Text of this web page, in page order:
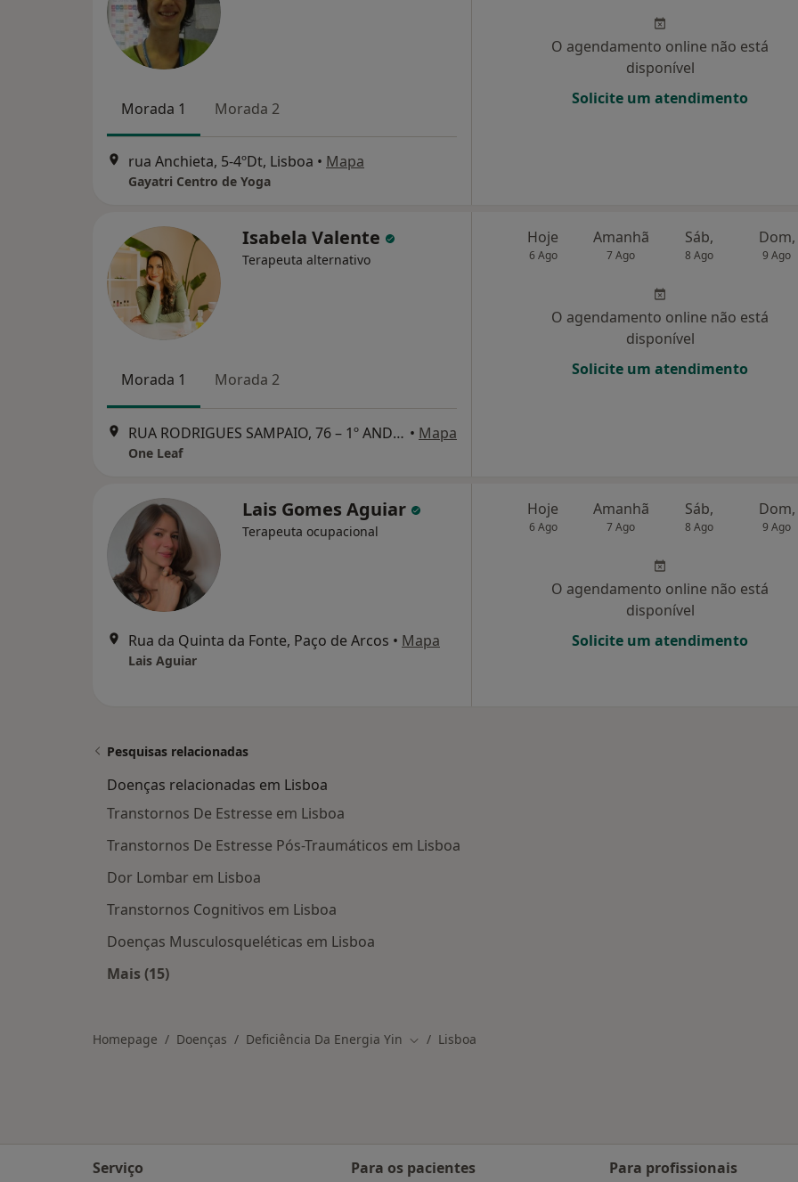
Morada 1 Morada 2
rua Anchieta, 5-4ºDt, Lisboa • Mapa
Gayatri Centro de Yoga
O agendamento online não está
disponível
Solicite um atendimento
Isabela Valente
Terapeuta alternativo
Morada 1 Morada 2
RUA RODRIGUES SAMPAIO, 76 – 1º ANDAR, Lisboa • Mapa
One Leaf
Hoje
6 Ago
Amanhã
7 Ago
Sáb,
8 Ago
Dom,
9 Ago
O agendamento online não está
disponível
Solicite um atendimento
Lais Gomes Aguiar
Terapeuta ocupacional
Rua da Quinta da Fonte, Paço de Arcos • Mapa
Lais Aguiar
Hoje
6 Ago
Amanhã
7 Ago
Sáb,
8 Ago
Dom,
9 Ago
O agendamento online não está
disponível
Solicite um atendimento
Pesquisas relacionadas
Doenças relacionadas em Lisboa
Transtornos De Estresse em Lisboa
Transtornos De Estresse Pós-Traumáticos em Lisboa
Dor Lombar em Lisboa
Transtornos Cognitivos em Lisboa
Doenças Musculosqueléticas em Lisboa
Mais (15)
Homepage Doenças Deficiência Da Energia Yin Mudar de cidade
Lisboa
Serviço
Para os pacientes
Para profissionais